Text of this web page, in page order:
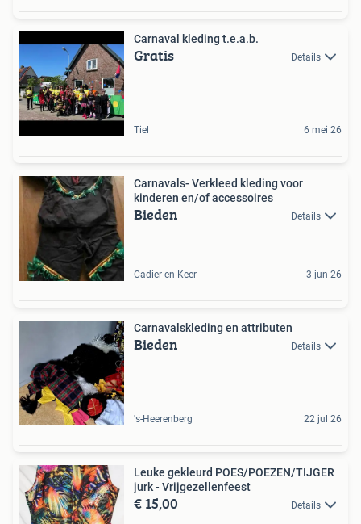
Carnaval kleding t.e.a.b.
Gratis Details
Tiel 6 mei 26
Carnavals- Verkleed kleding voor
kinderen en/of accessoires
Bieden Details
Cadier en Keer 3 jun 26
Carnavalskleding en attributen
Bieden Details
's-Heerenberg 22 jul 26
Leuke gekleurd POES/POEZEN/TIJGER
jurk - Vrijgezellenfeest
€ 15,00 Details